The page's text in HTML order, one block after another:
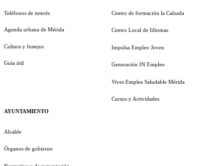
Teléfonos de interés
Agenda urbana de Mérida
Cultura y festejos
Guía útil
AYUNTAMIENTO
Alcalde
Órganos de gobierno
Centro de formación la Calzada
Centro Local de Idiomas
Impulsa Empleo Joven
Generación IN Empleo
Vives Emplea Saludable Mérida
Cursos y Actividades